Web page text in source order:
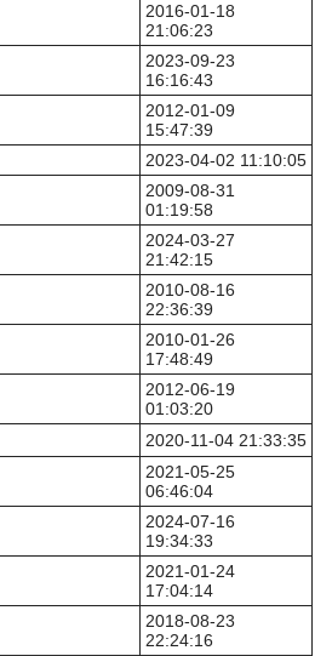
2016-01-18
21:06:23
2023-09-23
16:16:43
2012-01-09
15:47:39
2023-04-02 11:10:05
2009-08-31
01:19:58
2024-03-27
21:42:15
2010-08-16
22:36:39
2010-01-26
17:48:49
2012-06-19
01:03:20
2020-11-04 21:33:35
2021-05-25
06:46:04
2024-07-16
19:34:33
2021-01-24
17:04:14
2018-08-23
22:24:16